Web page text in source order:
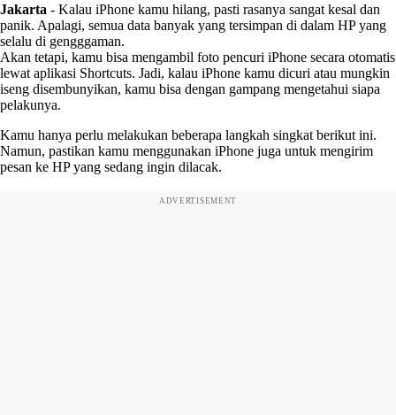
Jakarta - Kalau iPhone kamu hilang, pasti rasanya sangat kesal dan
panik. Apalagi, semua data banyak yang tersimpan di dalam HP yang
selalu di gengggaman.
Akan tetapi, kamu bisa mengambil foto pencuri iPhone secara otomatis
lewat aplikasi Shortcuts. Jadi, kalau iPhone kamu dicuri atau mungkin
iseng disembunyikan, kamu bisa dengan gampang mengetahui siapa
pelakunya.
Kamu hanya perlu melakukan beberapa langkah singkat berikut ini.
Namun, pastikan kamu menggunakan iPhone juga untuk mengirim
pesan ke HP yang sedang ingin dilacak.
ADVERTISEMENT